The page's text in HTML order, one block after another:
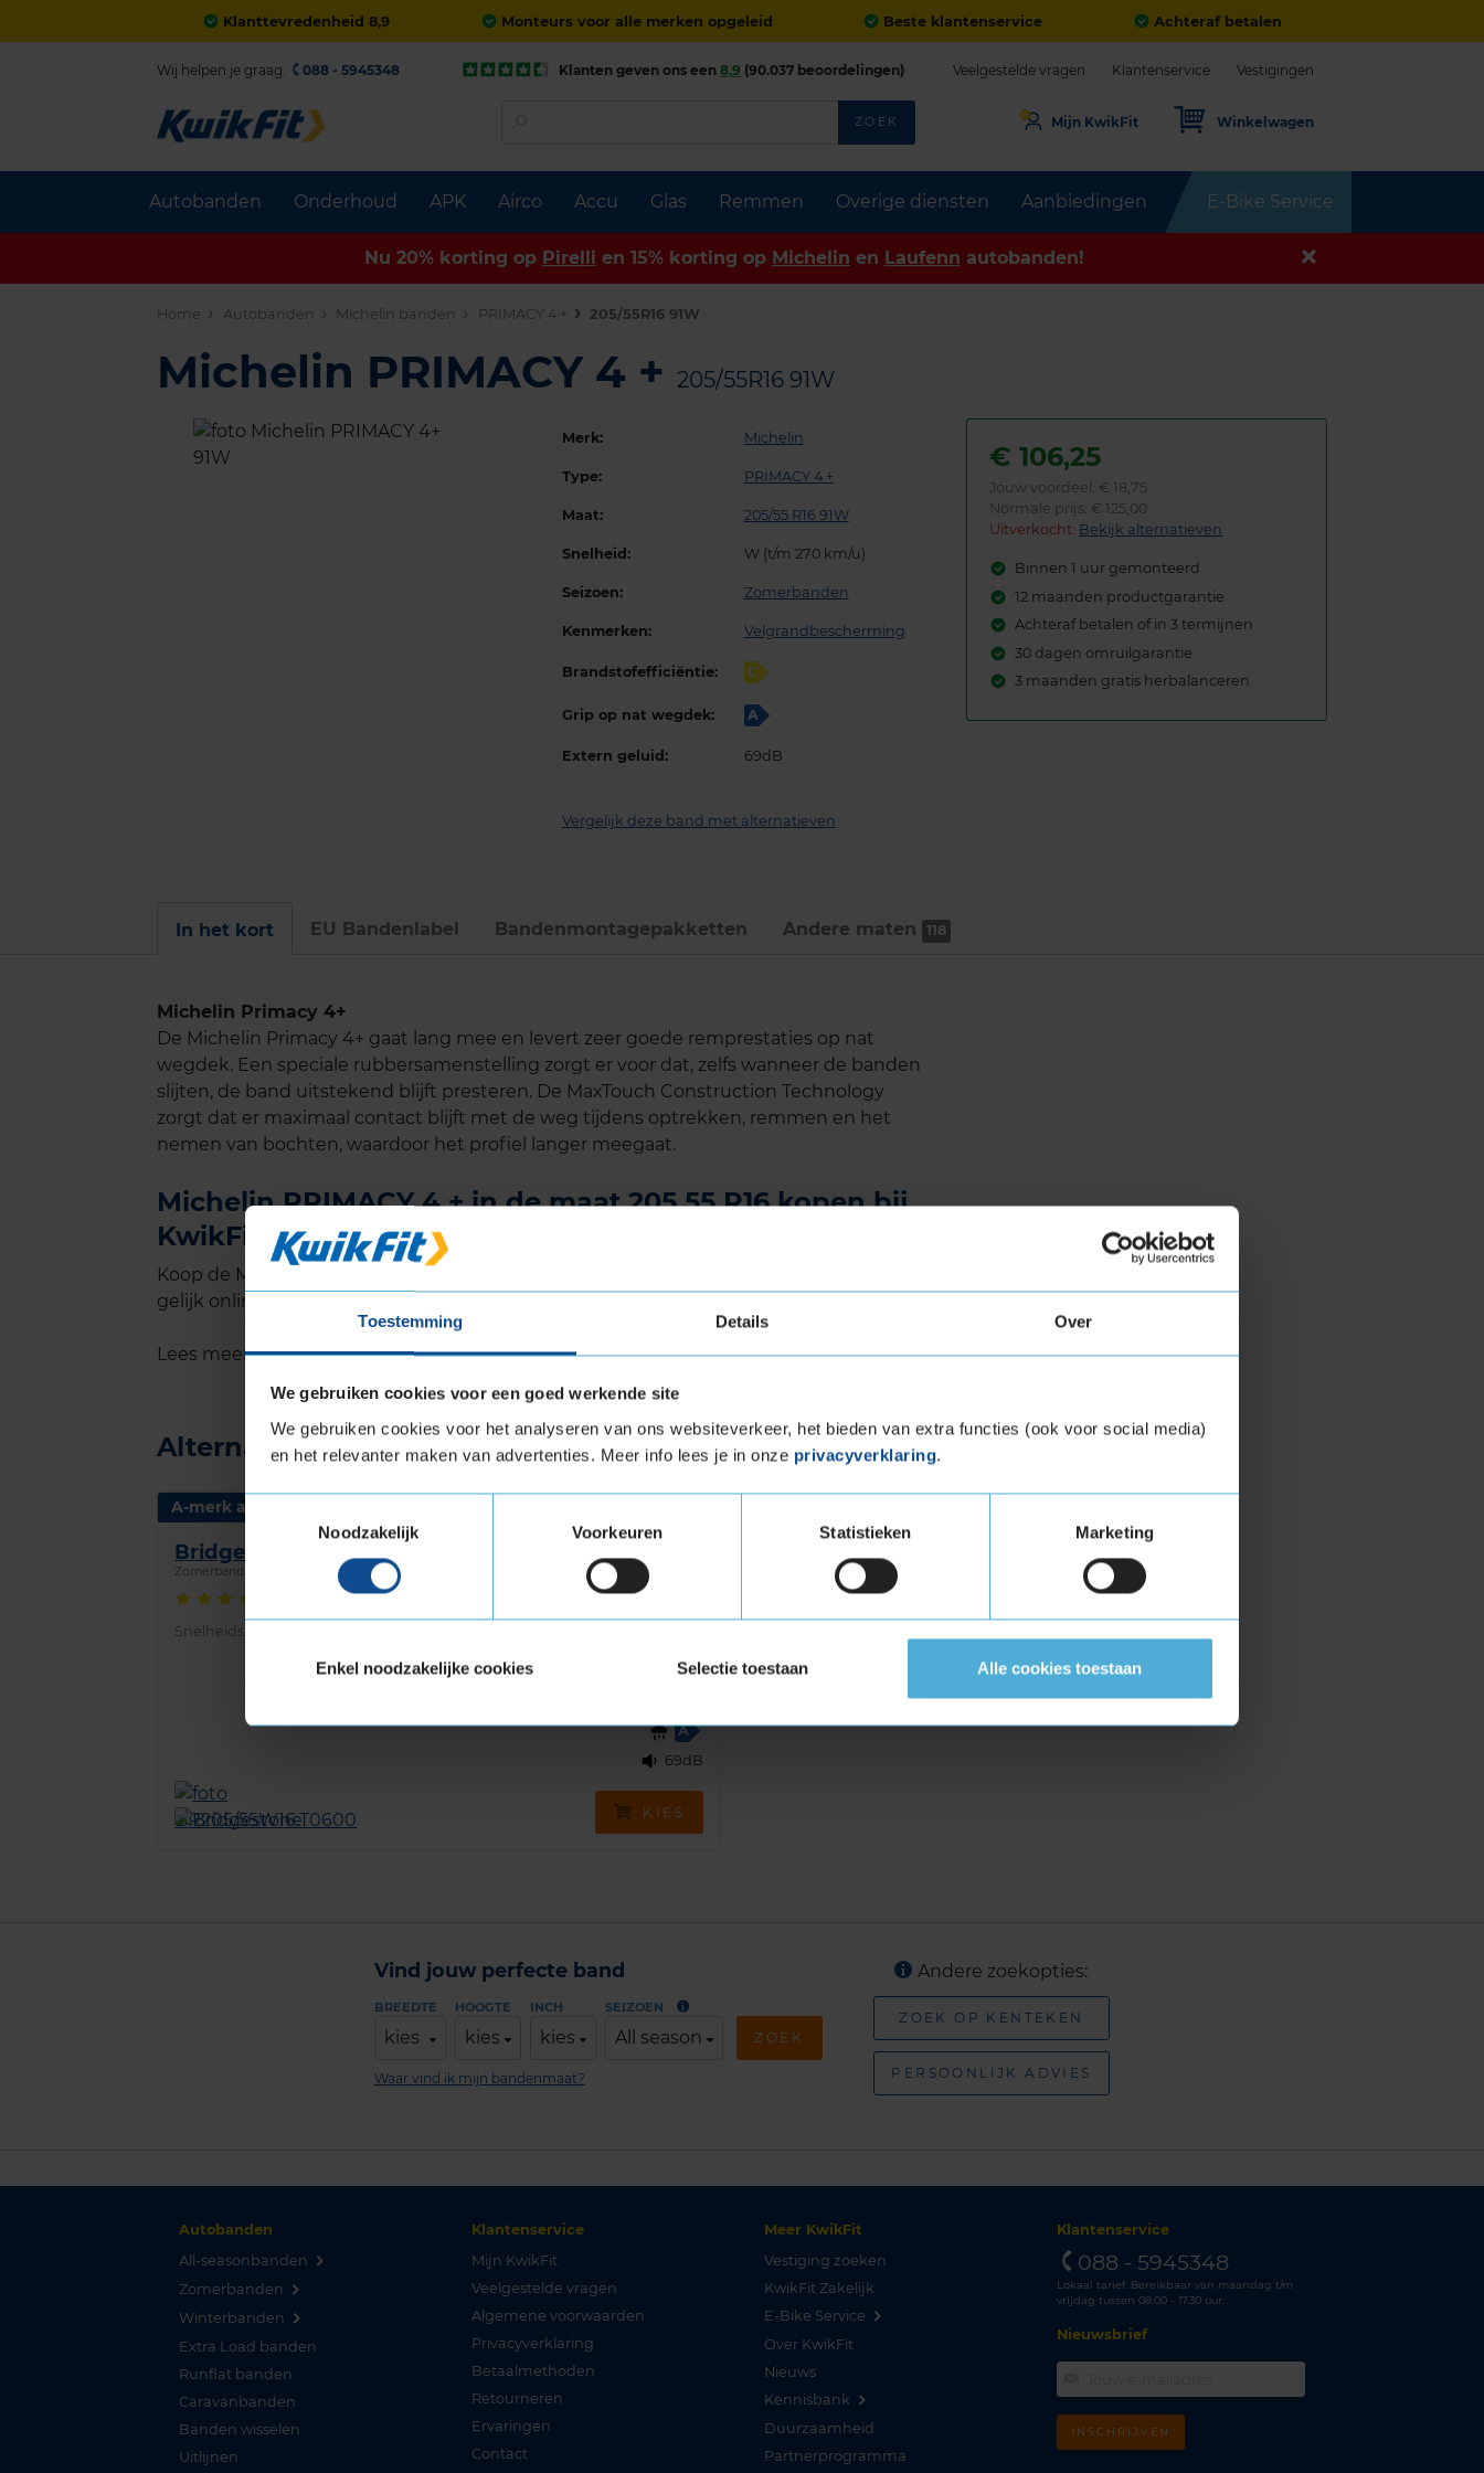
Toestemming Details Over
We gebruiken cookies voor een goed werkende site
We gebruiken cookies voor het analyseren van ons websiteverkeer, het bieden van extra functies (ook voor social media)
en het relevanter maken van advertenties. Meer info lees je in onze privacyverklaring.
Toestemmingsselectie
Noodzakelijk
Voorkeuren Statistieken Marketing
Enkel noodzakelijke cookies Selectie toestaan Alle cookies toestaan
Klanttevredenheid 8,9 Monteurs voor alle merken opgeleid Beste klantenservice Achteraf betalen
Autobanden Onderhoud APK Airco Accu Glas Remmen Overige diensten Aanbiedingen E-Bike Service
Wij helpen je graag. 088 - 5945348 Klanten geven ons een 8,9 (90.037 beoordelingen) Veelgestelde vragen Klantenservice Vestigingen
ZOEK Mijn KwikFit Winkelwagen
Nu 20% korting op Pirelli en 15% korting op Michelin en Laufenn autobanden!
Home Autobanden Michelin banden PRIMACY 4 + 205/55R16 91W
Michelin PRIMACY 4 + 205/55R16 91W
Merk: Michelin
Type: PRIMACY 4 +
Maat: 205/55 R16 91W
Snelheid: W (t/m 270 km/u)
Seizoen: Zomerbanden
Kenmerken: Velgrandbescherming
Brandstofefficiëntie: C
Grip op nat wegdek: A
Extern geluid: 69dB
Vergelijk deze band met alternatieven
€106,25
Jouw voordeel: € 18,75
Normale prijs: € 125,00
Uitverkocht: Bekijk alternatieven
Binnen 1 uur gemonteerd
12 maanden productgarantie
Achteraf betalen of in 3 termijnen
30 dagen omruilgarantie
3 maanden gratis herbalanceren
In het kort EU Bandenlabel Bandenmontage­pakketten Andere maten 118
Michelin Primacy 4+
De Michelin Primacy 4+ gaat lang mee en levert zeer goede remprestaties op nat
wegdek. Een speciale rubbersamenstelling zorgt er voor dat, zelfs wanneer de banden
slijten, de band uitstekend blijft presteren. De MaxTouch Construction Technology
zorgt dat er maximaal contact blijft met de weg tijdens optrekken, remmen en het
nemen van bochten, waardoor het profiel langer meegaat.
Michelin PRIMACY 4 + in de maat 205 55 R16 kopen bij
KwikFit
Koop de Michelin PRIMACY 4 + in de maat 205 55 R16 eenvoudig online en plan ook
gelijk online je montageafspraak in bij jouw KwikFit vestiging.
Lees meer informatie over de maat van deze autoband:205 55 R16
Alternatief voor deze band
A-merk alternatief
Bridgestone TURANZA 6
Zomerband 205/55 R16 91W
288 reviews)
Snelheidsindex:
€ 126,00
A
69dB
KIES
Vind jouw perfecte band
BREEDTE
kies
HOOGTE
kies
INCH
kies
SEIZOEN
All season ZOEK
Waar vind ik mijn bandenmaat?
Andere zoekopties:
ZOEK OP KENTEKEN
PERSOONLIJK ADVIES
Autobanden
All-seasonbanden
Zomerbanden
Winterbanden
Extra Load banden
Runflat banden
Caravanbanden
Banden wisselen
Uitlijnen
Klantenservice
Mijn KwikFit
Veelgestelde vragen
Algemene voorwaarden
Privacyverklaring
Betaalmethoden
Retourneren
Ervaringen
Contact
Meer KwikFit
Vestiging zoeken
KwikFit Zakelijk
E-Bike Service
Over KwikFit
Nieuws
Kennisbank
Duurzaamheid
Partnerprogramma
Klantenservice
088 - 5945348
Lokaal tarief. Bereikbaar van maandag t/m
vrijdag tussen 08.00 - 17.30 uur.
Nieuwsbrief
INSCHRIJVEN